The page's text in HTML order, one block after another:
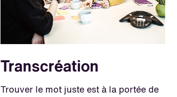
Transcréation
Trouver le mot juste est à la portée de